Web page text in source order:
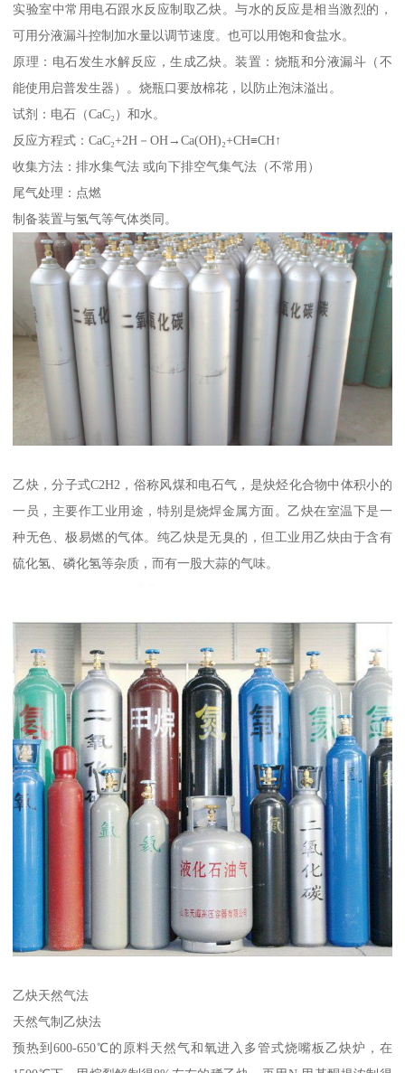
实验室中常用电石跟水反应制取乙炔。与水的反应是相当激烈的，
可用分液漏斗控制加水量以调节速度。也可以用饱和食盐水。
原理：电石发生水解反应，生成乙炔。装置：烧瓶和分液漏斗（不
能使用启普发生器）。烧瓶口要放棉花，以防止泡沫溢出。
试剂：电石（CaC₂）和水。
反应方程式：CaC₂+2H－OH→Ca(OH)₂+CH≡CH↑
收集方法：排水集气法 或向下排空气集气法（不常用）
尾气处理：点燃
制备装置与氢气等气体类同。
乙炔，分子式C2H2，俗称风煤和电石气，是炔烃化合物中体积小的
一员，主要作工业用途，特别是烧焊金属方面。乙炔在室温下是一
种无色、极易燃的气体。纯乙炔是无臭的，但工业用乙炔由于含有
硫化氢、磷化氢等杂质，而有一股大蒜的气味。
乙炔天然气法
天然气制乙炔法
预热到600-650℃的原料天然气和氧进入多管式烧嘴板乙炔炉，在